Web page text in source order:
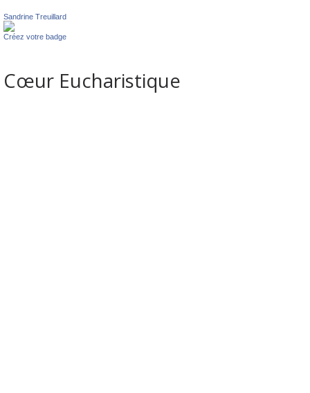
Sandrine Treuillard
Créez votre badge
Cœur Eucharistique